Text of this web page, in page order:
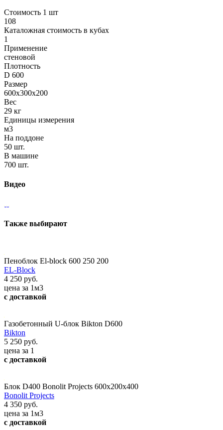
Стоимость 1 шт
108
Каталожная стоимость в кубах
1
Применение
стеновой
Плотность
D 600
Размер
600х300х200
Вес
29 кг
Единицы измерения
м3
На поддоне
50 шт.
В машине
700 шт.
Видео
Также выбирают
Пеноблок El-block 600 250 200
EL-Block
4 250 руб.
цена за 1м3
с доставкой
Газобетонный U-блок Bikton D600
Bikton
5 250 руб.
цена за 1
с доставкой
Блок D400 Bonolit Projects 600х200х400
Bonolit Projects
4 350 руб.
цена за 1м3
с доставкой